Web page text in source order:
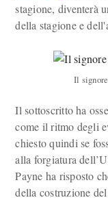
stagione, diventerà
della stagione e
Il
Il sottoscritto ha
come il ritmo degli
chiesto quindi se
alla forgiatura
Payne ha risposto
della costruzione